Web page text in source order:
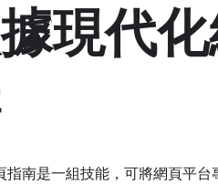
現代
指南是一組技能，可將網頁平